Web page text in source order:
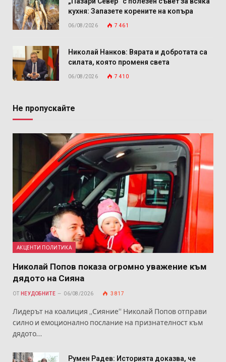
кухня: Запазете корените на копъра
06/08/2026 7 461
Николай Нанков: Вярата и добротата са
силата, която променя света
06/08/2026 7 410
Не пропускайте
АКЦЕНТИ ПОЛИТИКА
Николай Попов показа огромно уважение към
дядото на Сияна
ОТ НЕУДОБНИТЕ 06/08/2026 3 817
Лидерът на коалиция „Сияние“ Николай Попов отправи
силно и емоционално послание на признателност към
дядото…
Румен Радев: Историята доказва, че